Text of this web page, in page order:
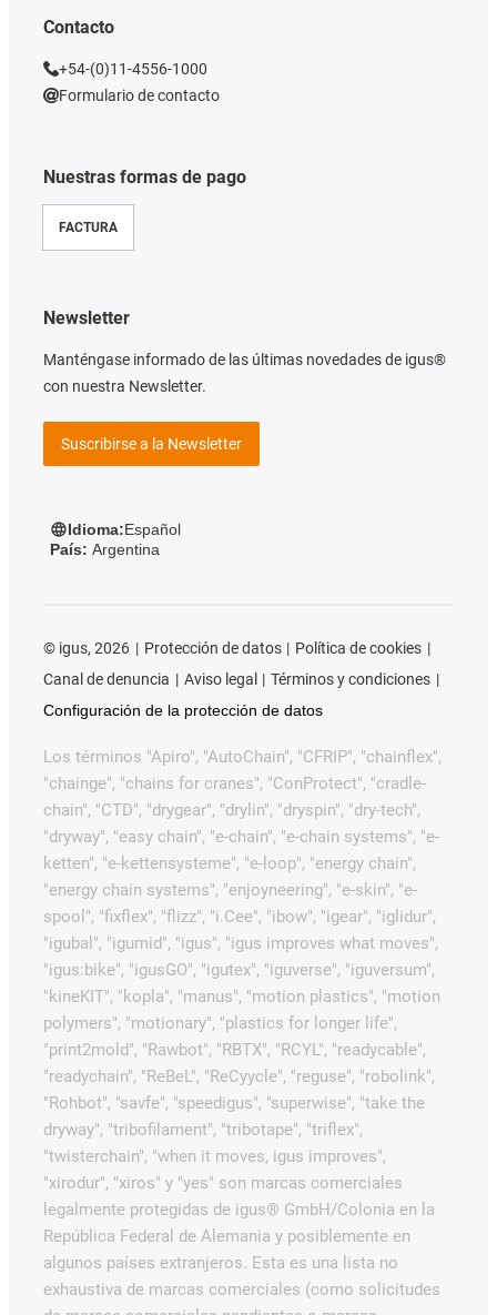
Nuestras formas de pago
FACTURA
Contacto
+54-(0)11-4556-1000
Formulario de contacto
Newsletter
Manténgase informado de las últimas novedades de igus®
con nuestra Newsletter.
Suscribirse a la Newsletter
Idioma:Español
País: Argentina
© igus, 2026 Protección de datos
Política de cookies
Canal de denuncia
Aviso legal
Términos y condiciones
Configuración de la protección de datos
Los términos "Apiro", "AutoChain", "CFRIP", "chainflex",
"chainge", "chains for cranes", "ConProtect", "cradle-
chain", "CTD", "drygear", "drylin", "dryspin", "dry-tech",
"dryway", "easy chain", "e-chain", "e-chain systems", "e-
ketten", "e-kettensysteme", "e-loop", "energy chain",
"energy chain systems", "enjoyneering", "e-skin", "e-
spool", "fixflex", "flizz", "i.Cee", "ibow", "igear", "iglidur",
"igubal", "igumid", "igus", "igus improves what moves",
"igus:bike", "igusGO", "igutex", "iguverse", "iguversum",
"kineKIT", "kopla", "manus", "motion plastics", "motion
polymers", "motionary", "plastics for longer life",
"print2mold", "Rawbot", "RBTX", "RCYL", "readycable",
"readychain", "ReBeL", "ReCyycle", "reguse", "robolink",
"Rohbot", "savfe", "speedigus", "superwise", "take the
dryway", "tribofilament", "tribotape", "triflex",
"twisterchain", "when it moves, igus improves",
"xirodur", "xiros" y "yes" son marcas comerciales
legalmente protegidas de igus® GmbH/Colonia en la
República Federal de Alemania y posiblemente en
algunos países extranjeros. Esta es una lista no
exhaustiva de marcas comerciales (como solicitudes